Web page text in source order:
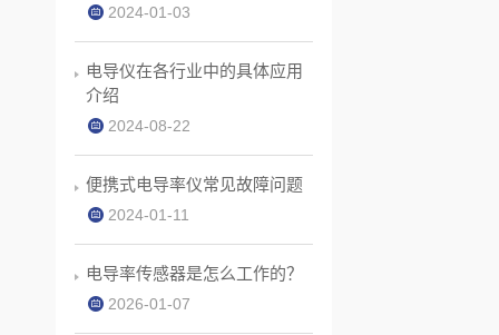
2024-01-03
电导仪在各行业中的具体应用
介绍
2024-08-22
便携式电导率仪常见故障问题
2024-01-11
电导率传感器是怎么工作的？
2026-01-07